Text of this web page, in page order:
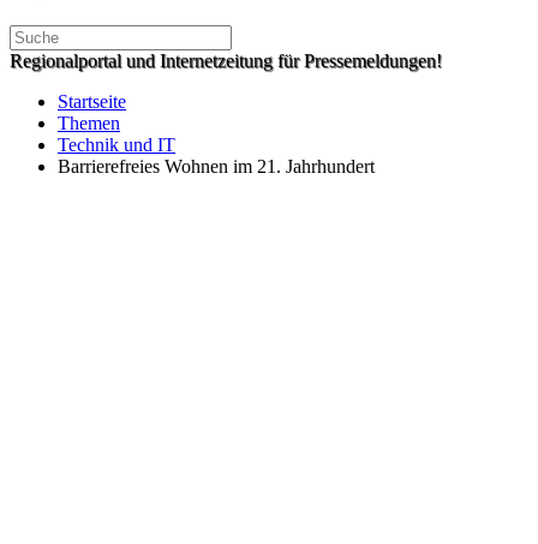
Regionalportal und Internetzeitung für Pressemeldungen!
Startseite
Themen
Technik und IT
Barrierefreies Wohnen im 21. Jahrhundert